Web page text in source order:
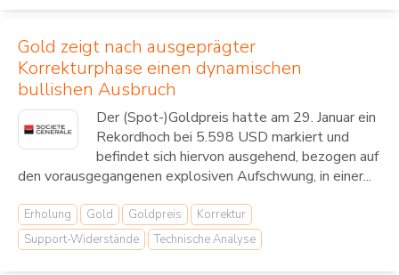
Gold zeigt nach ausgeprägter
Korrekturphase einen dynamischen
bullishen Ausbruch
Der (Spot-)Goldpreis hatte am 29. Januar ein
Rekordhoch bei 5.598 USD markiert und
befindet sich hiervon ausgehend, bezogen auf
den vorausgegangenen explosiven Aufschwung, in einer...
Erholung Gold Goldpreis
Korrektur
Support-Widerstände
Technische Analyse